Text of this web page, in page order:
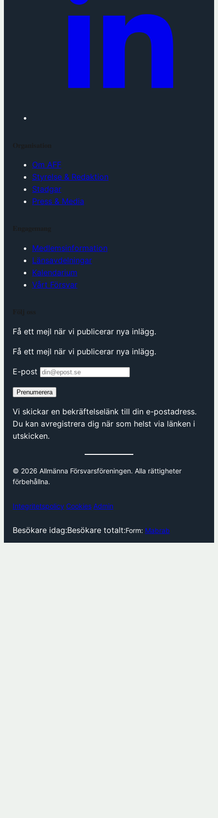
Om AFF
Styrelse & Redaktion
Stadgar
Press & Media
Medlemsinformation
Länsavdelningar
Kalendarium
Vårt Försvar
Få ett mejl när vi publicerar nya inlägg.
Få ett mejl när vi publicerar nya inlägg.
E-post
Prenumerera
Vi skickar en bekräftelselänk till din e-postadress.
Du kan avregistrera dig när som helst via länken i
utskicken.
© 2026 Allmänna Försvarsföreningen. Alla rättigheter
förbehållna.
Integritetspolicy Cookies Admin
Besökare idag:Besökare totalt:Form: Mabrab